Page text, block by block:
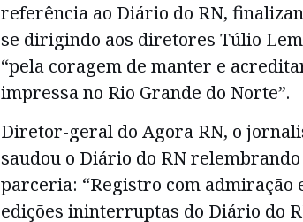
referência ao Diário do RN,
se dirigindo aos diretores Túlio
“pela coragem de manter e
impressa no Rio Grande do Norte”.
Diretor-geral do Agora RN, o
saudou o Diário do RN
parceria: “Registro com admiração
edições ininterruptas do Diário do